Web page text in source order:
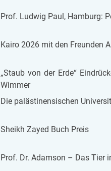
Prof. Lud­wig Paul, Ham­burg:
Kairo 2026 mit den Freun­den
„Staub von der Erde“
Wim­mer
Die pa­läs­ti­nen­si­schen
Sheikh Zayed Buch Preis
Prof. Dr. Adam­son – Das Tier